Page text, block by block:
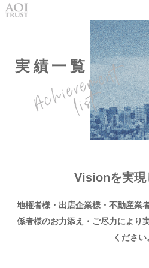
実績一覧
Visionを実現
地権者様・出店企業様・不動産業
係者様のお力添え・ご尽力により
ください